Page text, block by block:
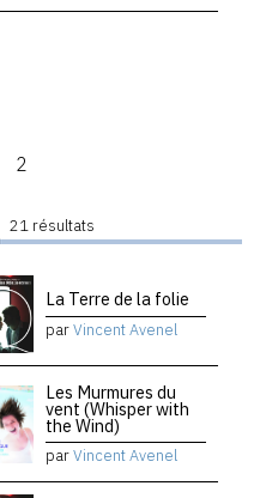
2
21 résultats
La Terre de la folie
parVincent Avenel
Les Murmures du
vent (Whisper with
the Wind)
parVincent Avenel